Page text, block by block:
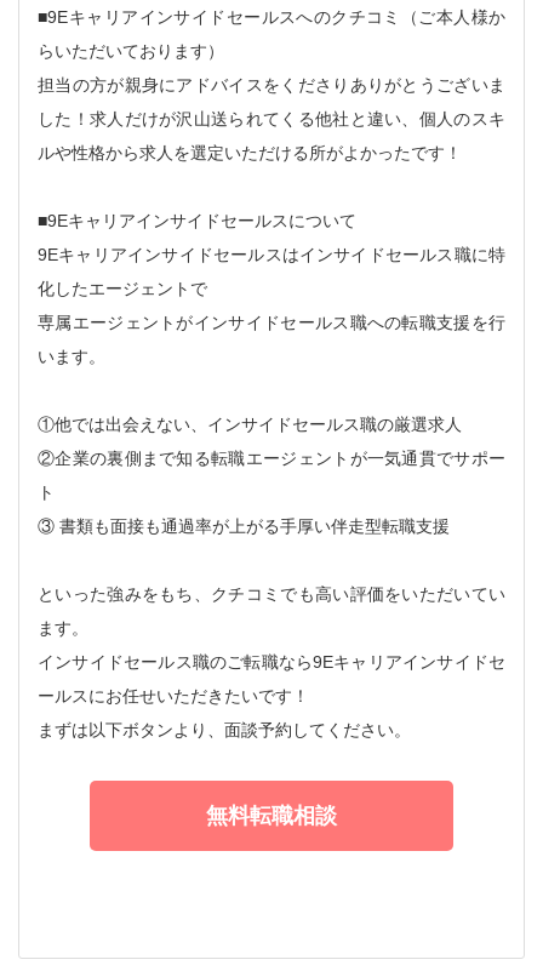
■9Eキャリアインサイドセールスへのクチコミ（ご本人様か
らいただいております）
担当の方が親身にアドバイスをくださりありがとうございま
した！求人だけが沢山送られてくる他社と違い、個人のスキ
ルや性格から求人を選定いただける所がよかったです！
■9Eキャリアインサイドセールスについて
9Eキャリアインサイドセールスはインサイドセールス職に特
化したエージェントで
専属エージェントがインサイドセールス職への転職支援を行
います。
①他では出会えない、インサイドセールス職の厳選求人
②企業の裏側まで知る転職エージェントが一気通貫でサポー
ト
③ 書類も面接も通過率が上がる手厚い伴走型転職支援
といった強みをもち、クチコミでも高い評価をいただいてい
ます。
インサイドセールス職のご転職なら9Eキャリアインサイドセ
ールスにお任せいただきたいです！
まずは以下ボタンより、面談予約してください。
無料転職相談